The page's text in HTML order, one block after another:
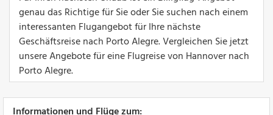
genau das Richtige für Sie oder Sie suchen nach einem
interessanten Flugangebot für Ihre nächste
Geschäftsreise nach Porto Alegre. Vergleichen Sie jetzt
unsere Angebote für eine Flugreise von Hannover nach
Porto Alegre.